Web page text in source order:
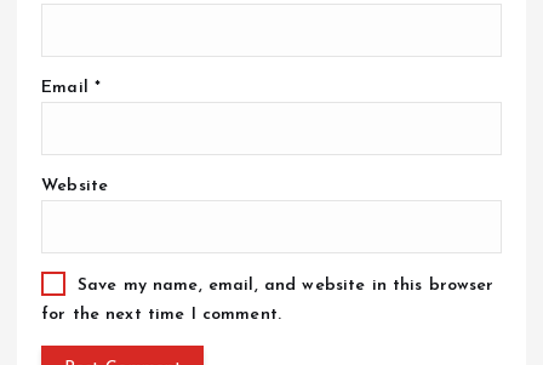
Email *
Website
Save my name, email, and website in this browser
for the next time I comment.